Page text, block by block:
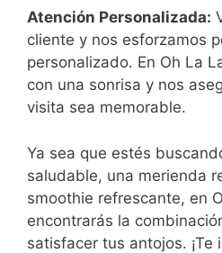
Atención Personalizada:
cliente y nos esforzamos
personalizado. En Oh La
con una sonrisa y nos
visita sea memorable.
Ya sea que estés
saludable, una merienda
smoothie refrescante, en
encontrarás la
satisfacer tus antojos.